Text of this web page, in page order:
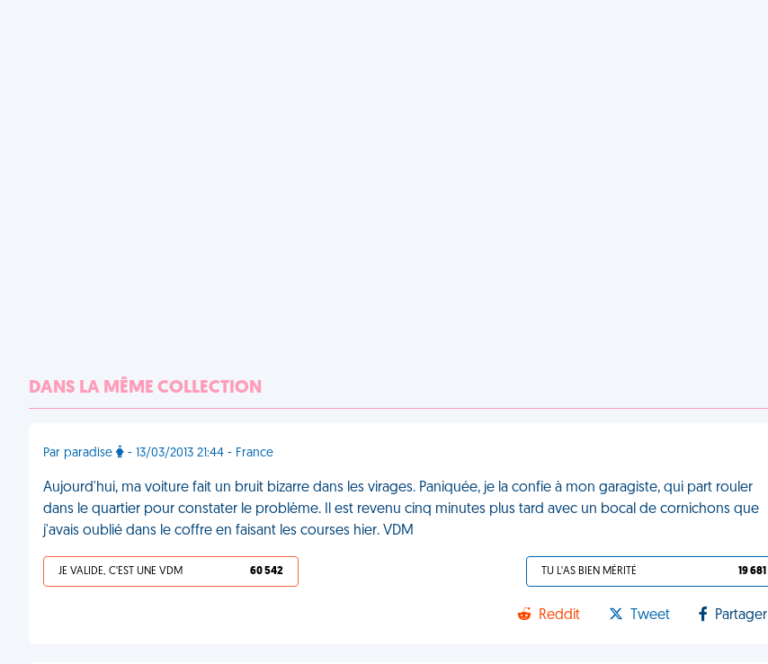
DANS LA MÊME COLLECTION
Par paradise - 13/03/2013 21:44 - France
Aujourd'hui, ma voiture fait un bruit bizarre dans les virages. Paniquée, je la confie à mon garagiste, qui part rouler
dans le quartier pour constater le problème. Il est revenu cinq minutes plus tard avec un bocal de cornichons que
j'avais oublié dans le coffre en faisant les courses hier. VDM
JE VALIDE, C'EST UNE VDM 60 542 TU L'AS BIEN MÉRITÉ 19 681
Reddit Tweet Partager